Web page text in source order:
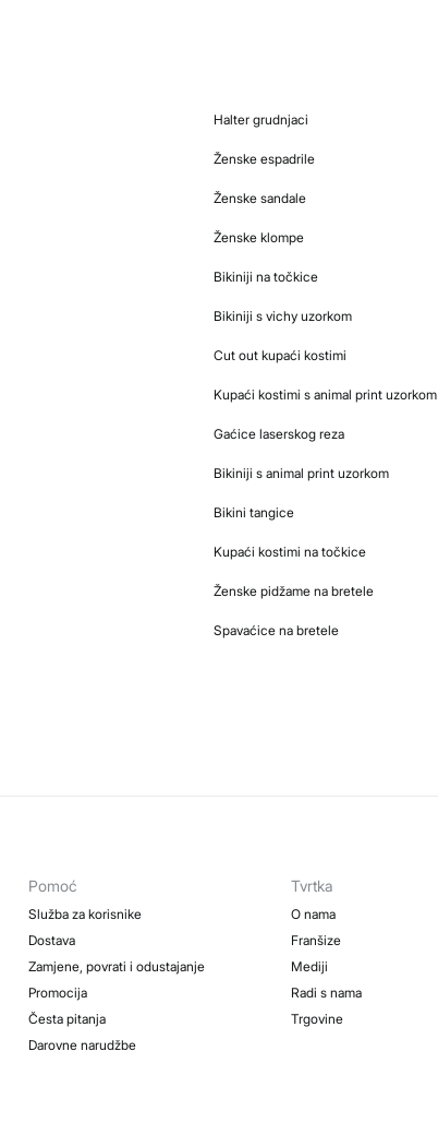
Halter grudnjaci
Ženske espadrile
Ženske sandale
Ženske klompe
Bikiniji na točkice
Bikiniji s vichy uzorkom
Cut out kupaći kostimi
Kupaći kostimi s animal print uzorkom
Gaćice laserskog reza
Bikiniji s animal print uzorkom
Bikini tangice
Kupaći kostimi na točkice
Ženske pidžame na bretele
Spavaćice na bretele
Pomoć
Služba za korisnike
Dostava
Zamjene, povrati i odustajanje
Promocija
Česta pitanja
Darovne narudžbe
Tvrtka
O nama
Franšize
Mediji
Radi s nama
Trgovine